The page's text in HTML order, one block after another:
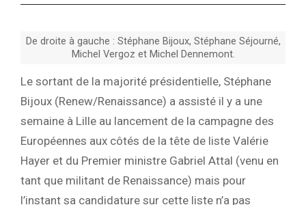
De droite à gauche : Stéphane Bijoux, Stéphane Séjourné,
Michel Vergoz et Michel Dennemont.
Le sortant de la majorité présidentielle, Stéphane
Bijoux (Renew/Renaissance) a assisté il y a une
semaine à Lille au lancement de la campagne des
Européennes aux côtés de la tête de liste Valérie
Hayer et du Premier ministre Gabriel Attal (venu en
tant que militant de Renaissance) mais pour
l’instant sa candidature sur cette liste n’a pas